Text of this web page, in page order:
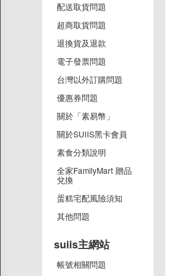
退換貨及退款
電子發票問題
台灣以外訂購問題
關於「素易幣」
關於SUIIS黑卡會員
素食分類說明
全家FamilyMart 贈品兌換
蛋糕宅配風險須知
suiis主網站
帳號相關問題
配送取貨問題
超商取貨問題
退換貨及退款
電子發票問題
台灣以外訂購問題
優惠券問題
關於「素易幣」
關於SUIIS黑卡會員
素食分類說明
全家FamilyMart 贈品
兌換
蛋糕宅配風險須知
其他問題
suiis主網站
帳號相關問題